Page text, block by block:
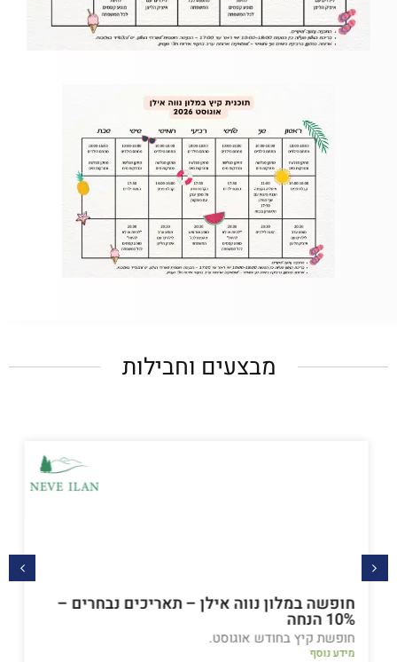
מבצעים וחבילות
חופשה במלון נווה אילן – תאריכים נבחרים –
10% הנחה
חופשת קיץ בחודש אוגוסט.
מידע נוסף